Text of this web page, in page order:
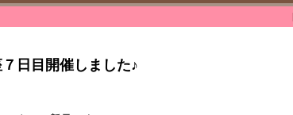
日目開催しました♪